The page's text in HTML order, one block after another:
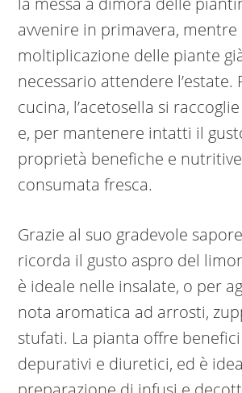
avvenire in primavera, mentre
moltiplicazione delle piante
necessario attendere l’estate.
cucina, l’acetosella si
e, per mantenere intatti il
proprietà benefiche e
consumata fresca.
Grazie al suo gradevole
ricorda il gusto aspro del
è ideale nelle insalate, o per
nota aromatica ad arrosti,
stufati. La pianta offre
depurativi e diuretici, ed è